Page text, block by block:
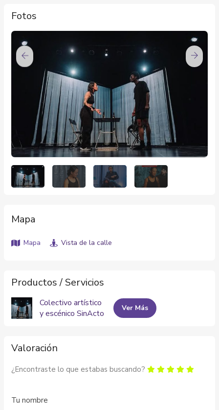
Fotos
Mapa
Mapa Vista de la calle
Productos / Servicios
Colectivo artístico
y escénico SinActo
Ver Más
Valoración
¿Encontraste lo que estabas buscando?